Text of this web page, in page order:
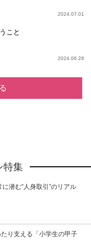
2024.07.01
こと
2024.06.28
特集
潜む“人身取引”のリアル
り支える「小学生の甲子